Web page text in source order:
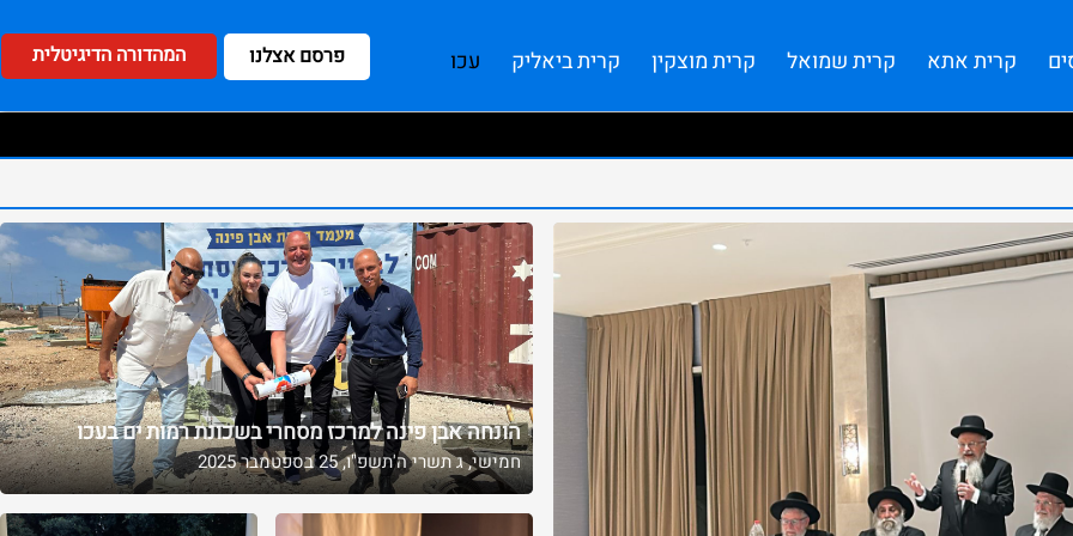
הונחה אבן פינה למרכז מסחרי בשכונת רמות ים בעכו
חמישי, ג תשרי ה'תשפ"ו, 25 בספטמבר 2025
קרית אתא קרית שמואל קרית מוצקין קרית ביאליק עכו פרסם אצלנו המהדורה הדיגיטלית